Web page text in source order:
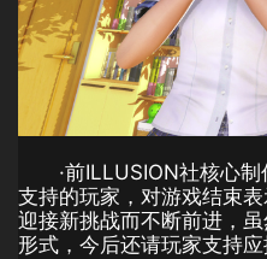
·前ILLUSION社核心
支持的玩家，对游戏结束
迎接新挑战而不断前进，
形式，今后还请玩家支持应